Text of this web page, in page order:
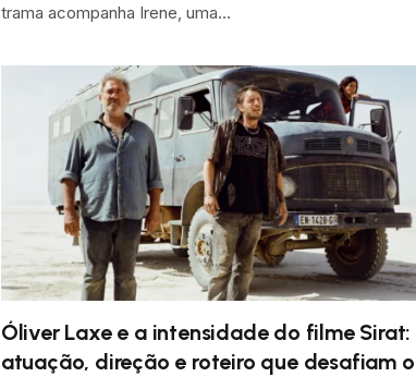
trama acompanha Irene, uma…
Óliver Laxe e a intensidade do filme Sirat:
atuação, direção e roteiro que desafiam o